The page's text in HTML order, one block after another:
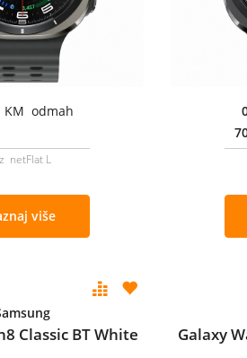
KM odmah
netFlat L
više
Classic BT White Galaxy